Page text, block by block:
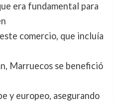
era fundamental para
comercio, que incluía
Marruecos se benefició
y europeo, asegurando